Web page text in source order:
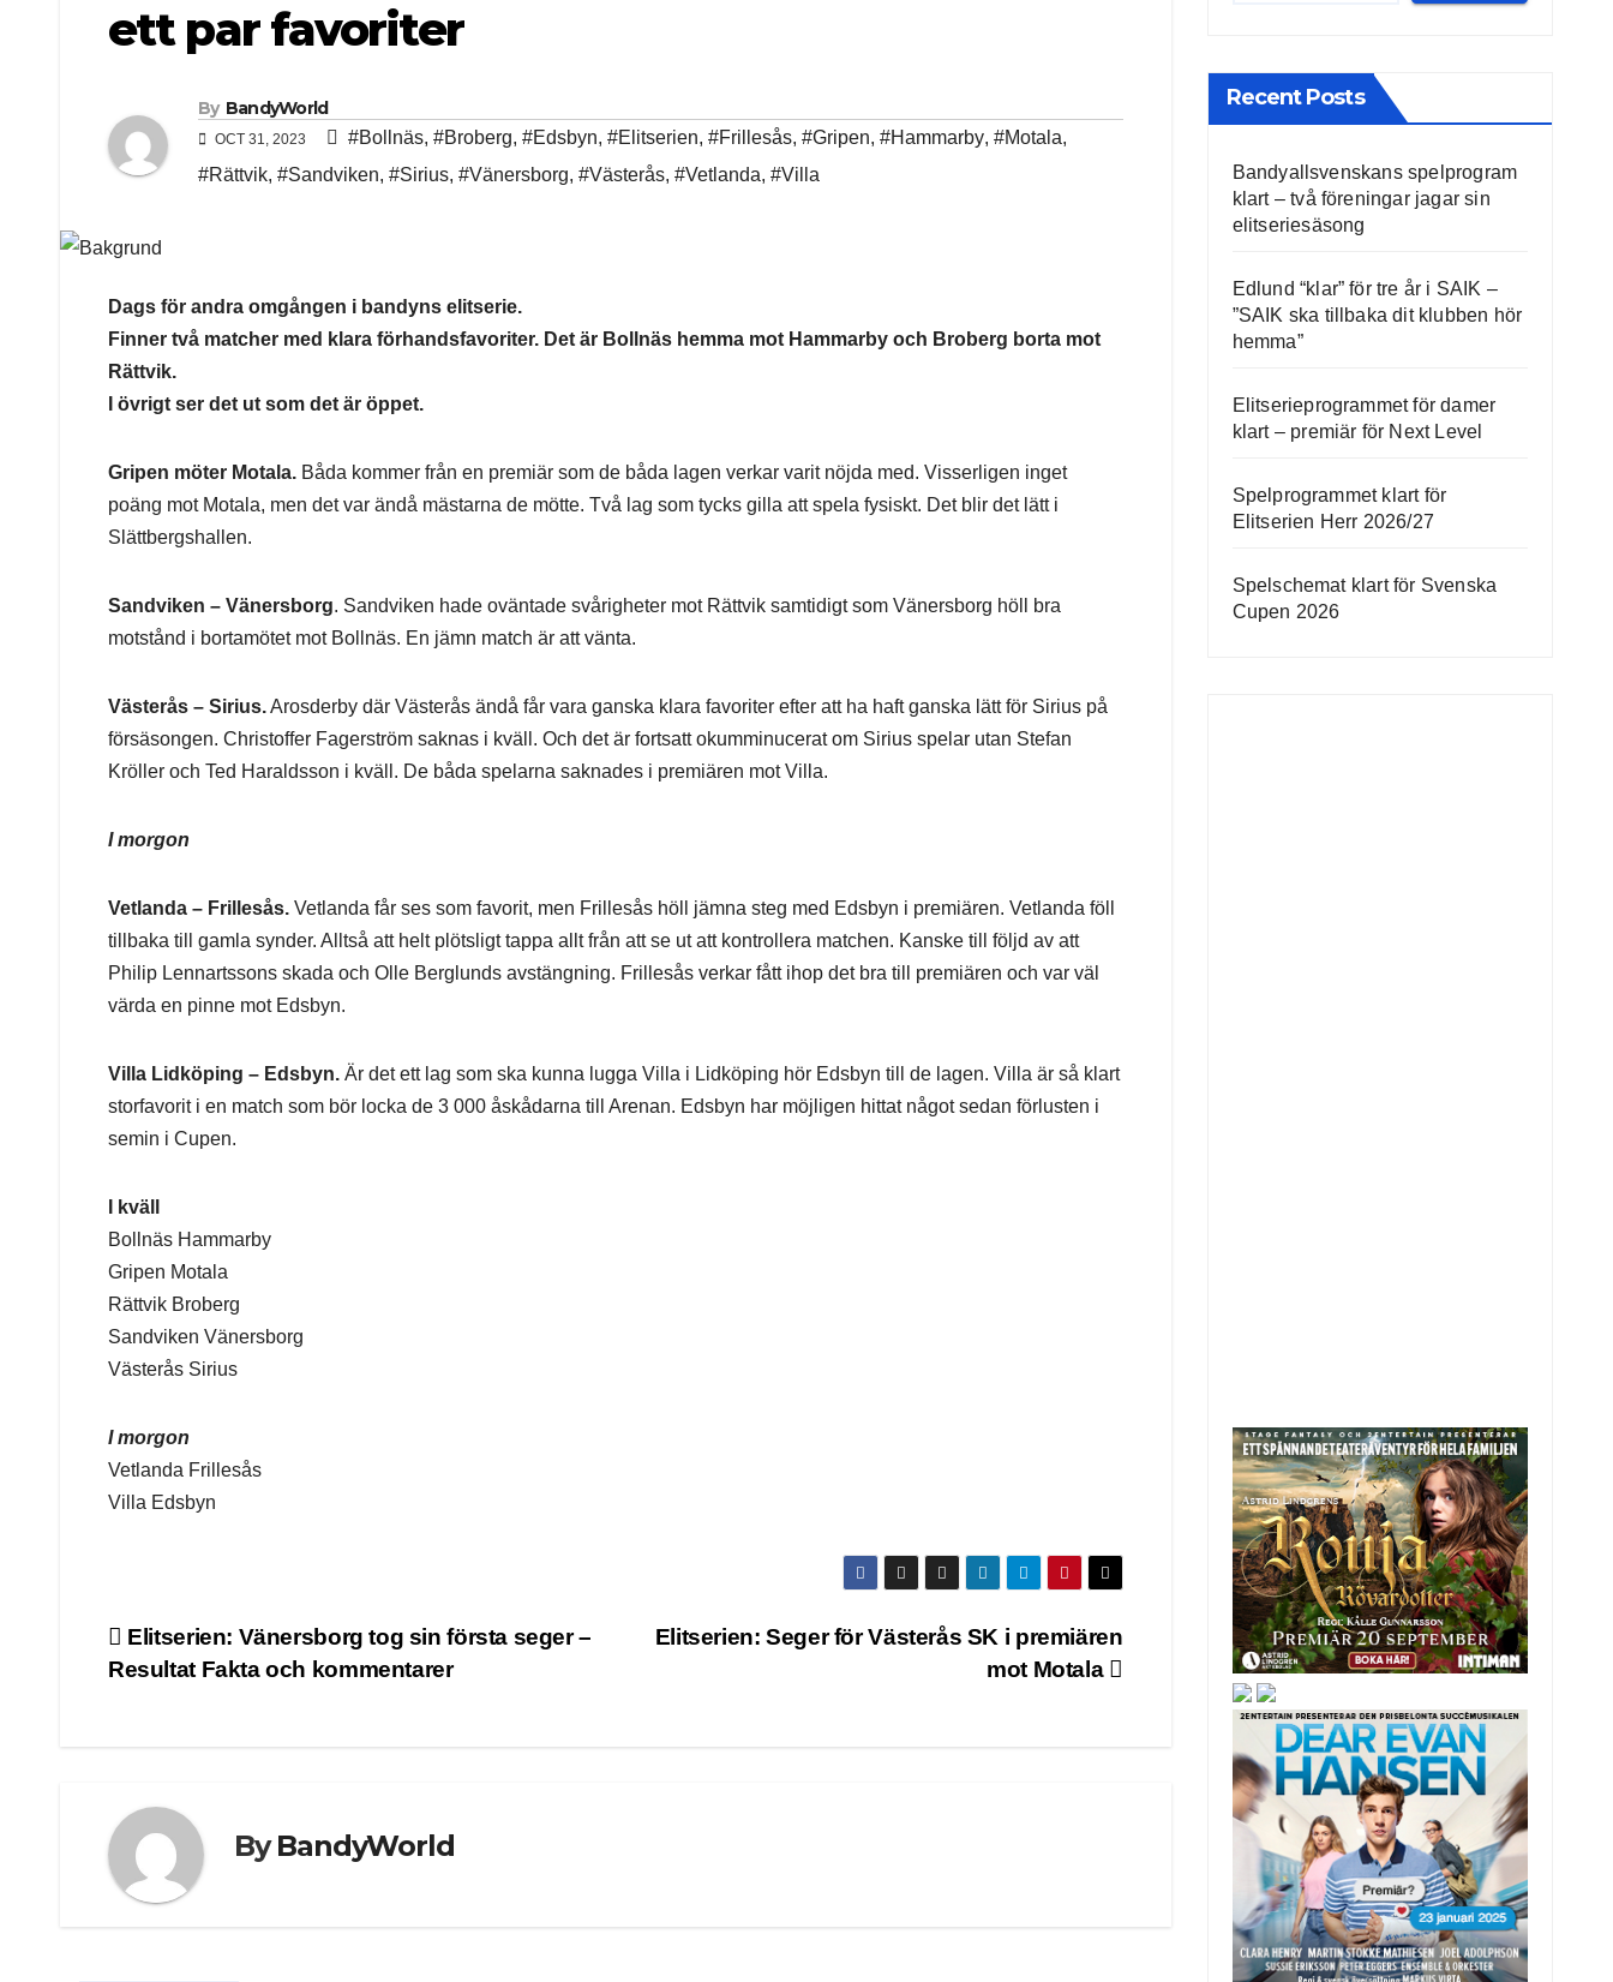
ett par favoriter
By BandyWorld
OCT 31, 2023 #Bollnäs, #Broberg, #Edsbyn, #Elitserien, #Frillesås, #Gripen, #Hammarby, #Motala,
#Rättvik, #Sandviken, #Sirius, #Vänersborg, #Västerås, #Vetlanda, #Villa
Dags för andra omgången i bandyns elitserie.
Finner två matcher med klara förhandsfavoriter. Det är Bollnäs hemma mot Hammarby och Broberg borta mot
Rättvik.
I övrigt ser det ut som det är öppet.
Gripen möter Motala. Båda kommer från en premiär som de båda lagen verkar varit nöjda med. Visserligen inget
poäng mot Motala, men det var ändå mästarna de mötte. Två lag som tycks gilla att spela fysiskt. Det blir det lätt i
Slättbergshallen.
Sandviken – Vänersborg. Sandviken hade oväntade svårigheter mot Rättvik samtidigt som Vänersborg höll bra
motstånd i bortamötet mot Bollnäs. En jämn match är att vänta.
Västerås – Sirius.Arosderby där Västerås ändå får vara ganska klara favoriter efter att ha haft ganska lätt för Sirius på
försäsongen. Christoffer Fagerström saknas i kväll. Och det är fortsatt okumminucerat om Sirius spelar utan Stefan
Kröller och Ted Haraldsson i kväll. De båda spelarna saknades i premiären mot Villa.
I morgon
Vetlanda – Frillesås. Vetlanda får ses som favorit, men Frillesås höll jämna steg med Edsbyn i premiären. Vetlanda föll
tillbaka till gamla synder. Alltså att helt plötsligt tappa allt från att se ut att kontrollera matchen. Kanske till följd av att
Philip Lennartssons skada och Olle Berglunds avstängning. Frillesås verkar fått ihop det bra till premiären och var väl
värda en pinne mot Edsbyn.
Villa Lidköping – Edsbyn. Är det ett lag som ska kunna lugga Villa i Lidköping hör Edsbyn till de lagen. Villa är så klart
storfavorit i en match som bör locka de 3 000 åskådarna till Arenan. Edsbyn har möjligen hittat något sedan förlusten i
semin i Cupen.
I kväll
Bollnäs Hammarby
Gripen Motala
Rättvik Broberg
Sandviken Vänersborg
Västerås Sirius
I morgon
Vetlanda Frillesås
Villa Edsbyn
Post
Elitserien: Seger för Västerås SK i premiären
mot Motala
Elitserien: Vänersborg tog sin första seger –
Resultat Fakta och kommentarer
ByBandyWorld
Recent Posts
Bandyallsvenskans spelprogram
klart – två föreningar jagar sin
elitseriesäsong
Edlund “klar” för tre år i SAIK –
”SAIK ska tillbaka dit klubben hör
hemma”
Elitserieprogrammet för damer
klart – premiär för Next Level
Spelprogrammet klart för
Elitserien Herr 2026/27
Spelschemat klart för Svenska
Cupen 2026